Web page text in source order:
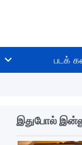
படக்
இதுபோல்